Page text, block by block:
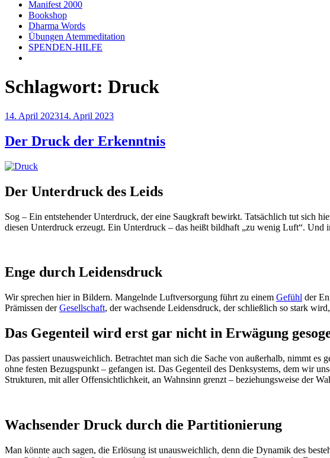
Manifest 2000
Bookshop
Dharma Words
Übungen Atemmeditation
SPENDEN-HILFE
Schlagwort: Druck
Veröffentlicht
14. April 202314. April 2023
Der Druck der Erkenntnis
Der Unterdruck des Leids
Sog – Ein entstehender Unterdruck, der eine Saugkraft bewirkt. Tatsächlich tut sich
diesen Unterdruck erzeugt. Ein Unterdruck – das heißt bildhaft „zu wenig Luft“.
Enge durch Leidensdruck
Wir sprechen hier in Bildern. Mangelnde Luftversorgung führt zu einem Gefühl der
Prämissen derGesellschaft, der wachsende Leidensdruck, der schließlich so stark
Das Gegenteil wird erst gar nicht in Erwägung
Das passiert unausweichlich. Betrachtet man sich die Sache von außerhalb, nimmt es
ohne festen Bezugspunkt – gefangen ist. Das Gegenteil des Denksystems, dem wir
Strukturen, mit aller Offensichtlichkeit, an Wahnsinn grenzt – beziehungsweise der
Wachsender Druck durch die Partitionierung
Man könnte auch sagen, die Erlösung ist unausweichlich, denn die Dynamik des